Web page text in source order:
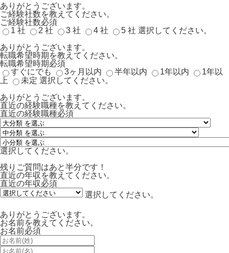
ありがとうございます。
ご経験社数を教えてください。
ご経験社数必須
1 社
2 社 3 社 4 社 5 社 選択してください。
ありがとうございます。
転職希望時期を教えてください。
転職希望時期必須
すぐにでも
3ヶ月以内 半年以内 1年以内
1年以
上
未定 選択してください。
ありがとうございます。
直近の経験職種を教えてください。
直近の経験職種必須
選択してください。
残りご質問はあと半分です！
直近の年収を教えてください。
直近の年収必須
選択してください。
ありがとうございます。
お名前を教えてください。
お名前必須